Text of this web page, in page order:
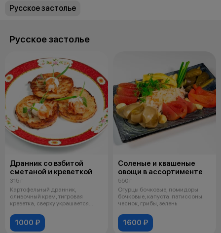
Русское застолье
Русское застолье
Дранник со взбитой
сметаной и креветкой
315 г
Картофельный дранник,
сливочный крем, тигровая
креветка, сверху украшается
1000 ₽
Соленые и квашеные
овощи в ассортименте
550 г
Огурцы бочковые, помидоры
бочковые, капуста. патиссоны.
чеснок, грибы, зелень
1600 ₽